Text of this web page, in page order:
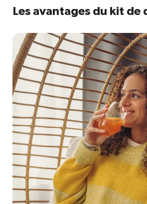
Les avantages du kit de